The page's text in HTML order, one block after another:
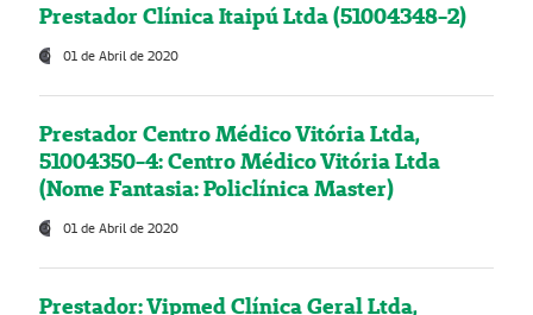
Prestador Clínica Itaipú Ltda (51004348-2)
01 de Abril de 2020
Prestador Centro Médico Vitória Ltda,
51004350-4: Centro Médico Vitória Ltda
(Nome Fantasia: Policlínica Master)
01 de Abril de 2020
Prestador: Vipmed Clínica Geral Ltda,